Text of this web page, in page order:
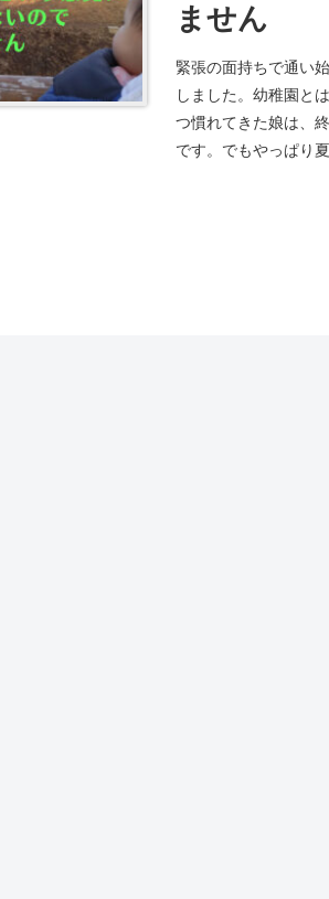
ません
緊張の面持ちで通い
しました。幼稚園と
つ慣れてきた娘は、
です。でもやっぱり